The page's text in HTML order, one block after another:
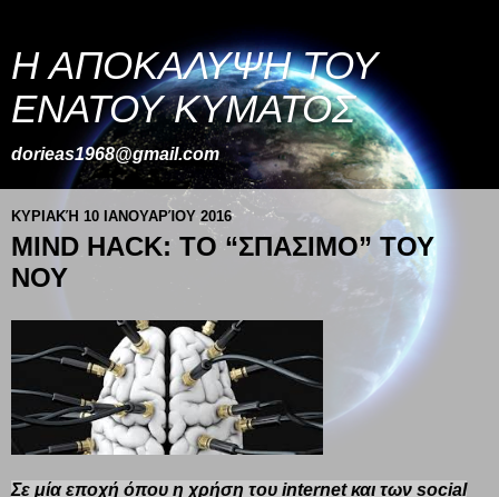
Η ΑΠΟΚΑΛΥΨΗ ΤΟΥ
ΕΝΑΤΟΥ ΚΥΜΑΤΟΣ
dorieas1968@gmail.com
ΚΥΡΙΑΚΉ 10 ΙΑΝΟΥΑΡΊΟΥ 2016
MIND HACK: ΤΟ “ΣΠΑΣΙΜΟ” ΤΟΥ
ΝΟΥ
Σε μία εποχή όπου η χρήση του internet και των social